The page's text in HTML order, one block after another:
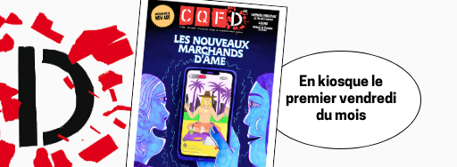
En kiosque le
premier vendredi
du mois